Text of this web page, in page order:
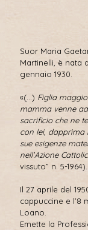
Suor Maria
Martinelli, è nata
gennaio 1930.
«(…) Figlia
mamma venne
sacrificio che ne
con lei, dapprima
sue esigenze
nell’Azione
vissuto” n. 5-1964).
Il 27 aprile del
cappuccine e l’8
Loano.
Emette la